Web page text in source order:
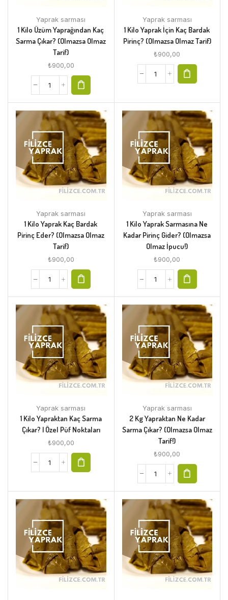
Yaprak sarması
1 Kilo Üzüm Yaprağından Kaç
Sarma Çıkar? (Olmazsa Olmaz
Tarif)
₺900,00
Yaprak sarması
1 Kilo Yaprak İçin Kaç Bardak
Pirinç? (Olmazsa Olmaz Tarif)
₺900,00
Yaprak sarması
1 Kilo Yaprak Kaç Bardak
Pirinç Eder? (Olmazsa Olmaz
Tarif)
₺900,00
Yaprak sarması
1 Kilo Yaprak Sarmasına Ne
Kadar Pirinç Gider? (Olmazsa
Olmaz İpucu!)
₺900,00
Yaprak sarması
1 Kilo Yapraktan Kaç Sarma
Çıkar? | Özel Püf Noktaları
₺900,00
Yaprak sarması
2 Kg Yapraktan Ne Kadar
Sarma Çıkar? (Olmazsa Olmaz
Tarif!)
₺900,00